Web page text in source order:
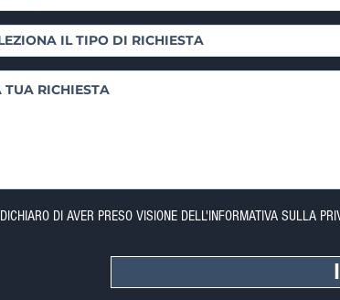
DICHIARO DI AVER PRESO VISIONE DELL'INFORMATIVA SULLA